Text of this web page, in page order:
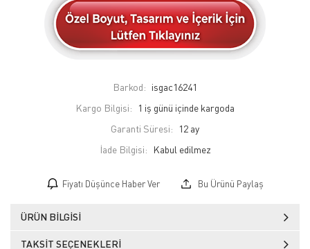
Barkod: isgac16241
Kargo Bilgisi:
1 iş günü içinde kargoda
Garanti Süresi:
12 ay
İade Bilgisi:
Fiyatı Düşünce Haber Ver Bu Ürünü Paylaş
ÜRÜN BILGISI
TAKSIT SEÇENEKLERI